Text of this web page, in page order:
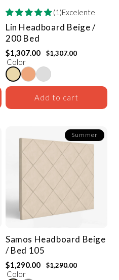
(1)Excelente
Lin Headboard Beige /
200 Bed
$1,307.00 $1,307.00
Color
Add to cart
Summer
Samos Headboard Beige
/ Bed 105
$1,290.00 $1,290.00
Color